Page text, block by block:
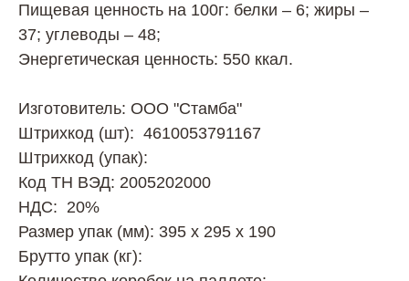
Пищевая ценность на 100г: белки – 6; жиры –
37; углеводы – 48;
Энергетическая ценность: 550 ккал.
Изготовитель: ООО "Стамба"
Штрихкод (шт): 4610053791167
Штрихкод (упак):
Код ТН ВЭД: 2005202000
НДС: 20%
Размер упак (мм): 395 х 295 х 190
Брутто упак (кг):